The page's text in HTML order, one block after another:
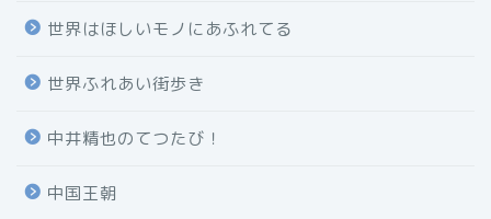
世界はほしいモノにあふれてる
世界ふれあい街歩き
中井精也のてつたび！
中国王朝